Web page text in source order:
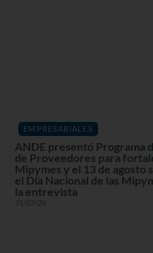
EMPRESARIALES
ANDE presentó Programa
de Proveedores para
Mipymes y el 13 de agosto
el Día Nacional de las
la entrevista
31/07/26